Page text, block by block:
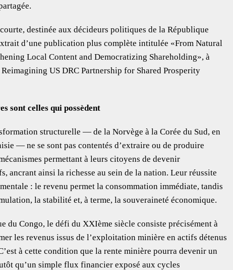
destinée aux décideurs politiques de la République
d’une publication plus complète intitulée «From Natural
Local Content and Democratizing Shareholding», à
US DRC Partnership for Shared Prosperity
sont celles qui possèdent
structurelle — de la Norvège à la Corée du Sud, en
— ne se sont pas contentés d’extraire ou de produire
permettant à leurs citoyens de devenir
ancrant ainsi la richesse au sein de la nation. Leur réussite
: le revenu permet la consommation immédiate, tandis
la stabilité et, à terme, la souveraineté économique.
du Congo, le défi du XXIème siècle consiste précisément à
les revenus issus de l’exploitation minière en actifs détenus
à cette condition que la rente minière pourra devenir un
qu’un simple flux financier exposé aux cycles